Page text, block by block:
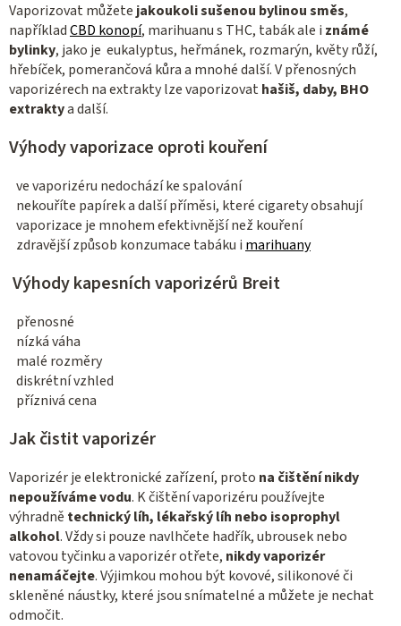
Vaporizovat můžete jakoukoli sušenou bylinou směs,
napříkladCBD konopí, marihuanu s THC, tabák ale i známé
bylinky, jako je eukalyptus, heřmánek, rozmarýn, květy růží,
hřebíček, pomerančová kůra a mnohé další. V přenosných
vaporizérech na extrakty lze vaporizovat hašiš, daby, BHO
extraktya další.
Výhody vaporizace oproti kouření
ve vaporizéru nedochází ke spalování
nekouříte papírek a další příměsi, které cigarety obsahují
vaporizace je mnohem efektivnější než kouření
zdravější způsob konzumace tabáku i marihuany
Výhody kapesních vaporizérů Breit
přenosné
nízká váha
malé rozměry
diskrétní vzhled
příznivá cena
Jak čistit vaporizér
Vaporizér je elektronické zařízení, proto na čištění nikdy
nepoužíváme vodu. K čištění vaporizéru používejte
výhradně technický líh, lékařský líh nebo isoprophyl
alkohol. Vždy si pouze navlhčete hadřík, ubrousek nebo
vatovou tyčinku a vaporizér otřete, nikdy vaporizér
nenamáčejte. Výjimkou mohou být kovové, silikonové či
skleněné náustky, které jsou snímatelné a můžete je nechat
odmočit.